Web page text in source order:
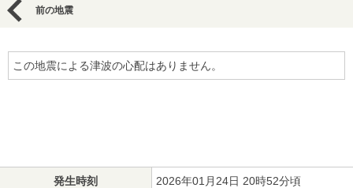
前の地震
この地震による津波の心配はありません。
発生時刻 2026年01月24日 20時52分頃